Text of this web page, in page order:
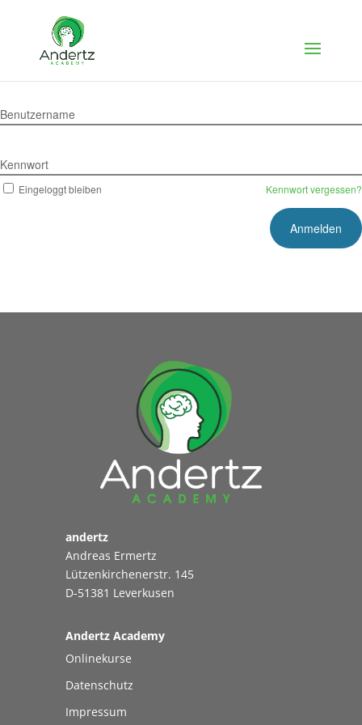
Benutzername
Kennwort
Eingeloggt bleiben Kennwort vergessen?
andertz
Andreas Ermertz
Lützenkirchenerstr. 145
D-51381 Leverkusen
Andertz Academy
Onlinekurse
Datenschutz
Impressum